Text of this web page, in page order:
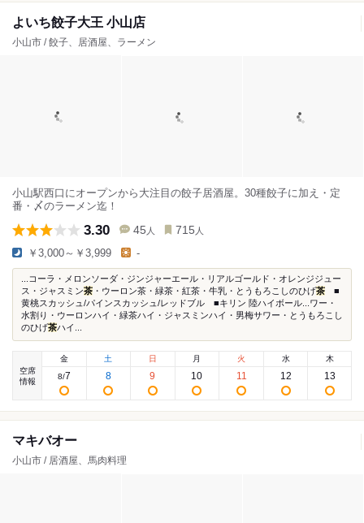
よいち餃子大王 小山店
小山市 / 餃子、居酒屋、ラーメン
小山駅西口にオープンから大注目の餃子居酒屋。30種餃子に加え・定
番・〆のラーメン迄！
3.30 45 人 715 人
￥3,000～￥3,999 -
...コーラ・メロンソーダ・ジンジャーエール・リアルゴールド・オレンジジュー
ス・ジャスミン茶 ・ウーロン茶・緑茶・紅茶・牛乳・とうもろこしのひげ茶 ■
黄桃スカッシュ/パインスカッシュ/レッドブル ■キリン 陸ハイボール...ワー・
水割り・ウーロンハイ・緑茶ハイ・ジャスミンハイ・男梅サワー・とうもろこし
のひげ茶ハイ...
空席
情報
金
8/7
土
8
日
9
月
10
火
11
水
12
木
13
マキバオー
小山市 / 居酒屋、馬肉料理